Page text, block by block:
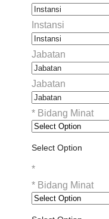
Instansi
Jabatan
Jabatan
* Bidang Minat
Select Option
*
* Bidang Minat